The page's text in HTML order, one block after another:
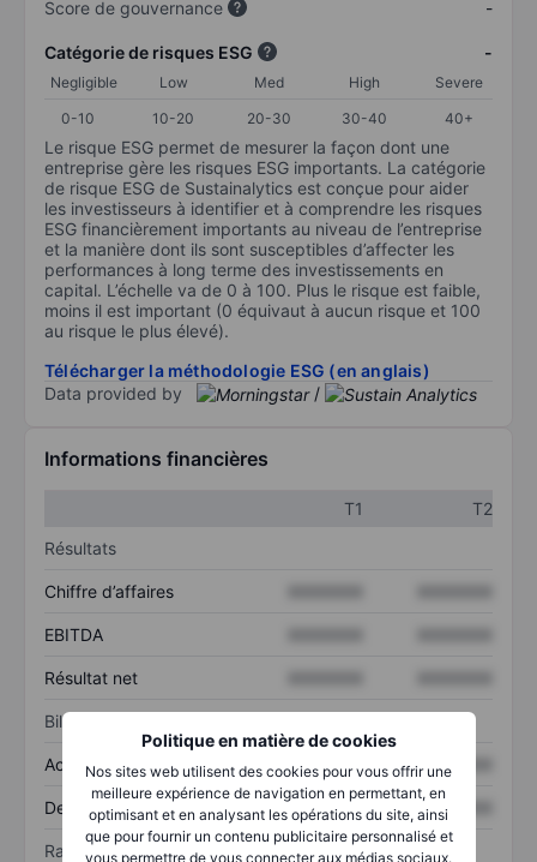
Politique en matière de cookies
Nos sites web utilisent des cookies pour vous offrir une
meilleure expérience de navigation en permettant, en
optimisant et en analysant les opérations du site, ainsi
que pour fournir un contenu publicitaire personnalisé et
vous permettre de vous connecter aux médias sociaux.
Score de gouvernance
-
Catégorie de risques ESG -
Negligible Low Med High
Severe
0-10
10-20 20-30 30-40 40+
Le risque ESG permet de mesurer la façon dont une
entreprise gère les risques ESG importants. La catégorie
de risque ESG de Sustainalytics est conçue pour aider
les investisseurs à identifier et à comprendre les risques
ESG financièrement importants au niveau de l’entreprise
et la manière dont ils sont susceptibles d’affecter les
performances à long terme des investissements en
capital. L’échelle va de 0 à 100. Plus le risque est faible,
moins il est important (0 équivaut à aucun risque et 100
au risque le plus élevé).
Télécharger la méthodologie ESG (en anglais)
Data provided by
/
Informations financières
T1
T2
Résultats
Chiffre d’affaires
EBITDA
Résultat net
Bilan
Actif total XXXXXXX XXXXXXX
Dette totale XXXXXXX XXXXXXX
Ratios